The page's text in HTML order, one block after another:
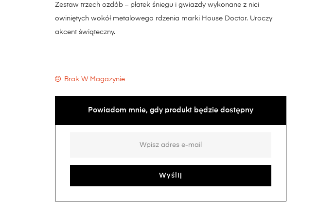
Zestaw trzech ozdób – płatek śniegu i gwiazdy wykonane z nici
owiniętych wokół metalowego rdzenia marki House Doctor. Uroczy
akcent świąteczny.
Brak W Magazynie
Powiadom mnie, gdy produkt będzie dostępny